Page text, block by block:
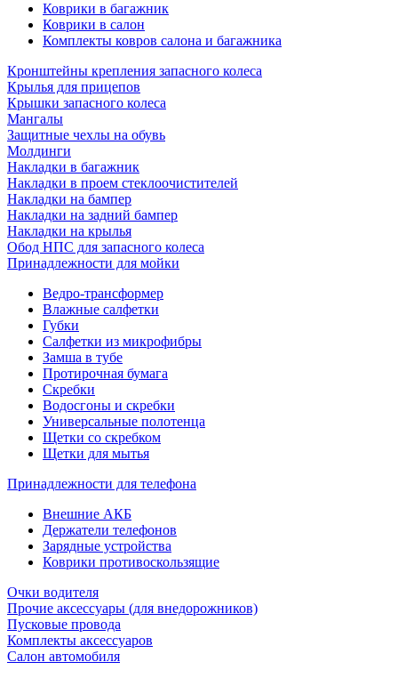
Коврики в багажник
Коврики в салон
Комплекты ковров салона и багажника
Кронштейны крепления запасного колеса
Крылья для прицепов
Крышки запасного колеса
Мангалы
Защитные чехлы на обувь
Молдинги
Накладки в багажник
Накладки в проем стеклоочистителей
Накладки на бампер
Накладки на задний бампер
Накладки на крылья
Обод НПС для запасного колеса
Принадлежности для мойки
Ведро-трансформер
Влажные салфетки
Губки
Салфетки из микрофибры
Замша в тубе
Протирочная бумага
Скребки
Водосгоны и скребки
Универсальные полотенца
Щетки со скребком
Щетки для мытья
Принадлежности для телефона
Внешние АКБ
Держатели телефонов
Зарядные устройства
Коврики противоскользящие
Очки водителя
Прочие аксессуары (для внедорожников)
Пусковые провода
Комплекты аксессуаров
Салон автомобиля